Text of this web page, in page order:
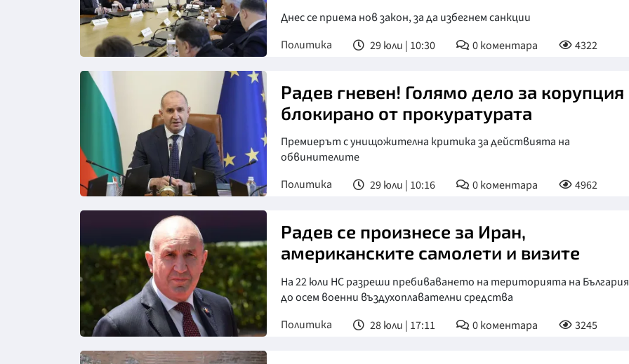
Днес се приема нов закон, за да избегнем санкции
Политика
29 юли | 10:30 0коментара 4322
Снимка: БТА
Радев гневен! Голямо дело за корупция
блокирано от прокуратурата
Премиерът с унищожителна критика за действията на
обвинителите
Политика
29 юли | 10:16 0коментара 4962
Снимка: БГНЕС
Радев се произнесе за Иран,
американските самолети и визите
На 22 юли НС разреши пребиваването на територията на
до осем военни въздухоплавателни средства
Политика
28 юли | 17:11 0коментара 3245